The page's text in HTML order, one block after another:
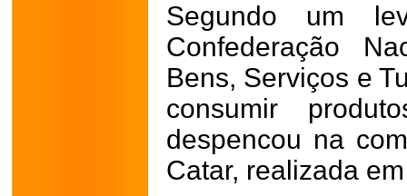
Segundo um
Confederação
Bens, Serviços e
consumir
despencou na
Catar, realizada